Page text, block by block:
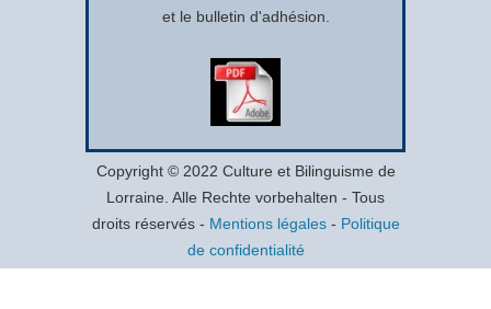
et le bulletin d'adhésion.
Copyright © 2022 Culture et Bilinguisme de
Lorraine. Alle Rechte vorbehalten - Tous
droits réservés - Mentions légales- Politique
de confidentialité